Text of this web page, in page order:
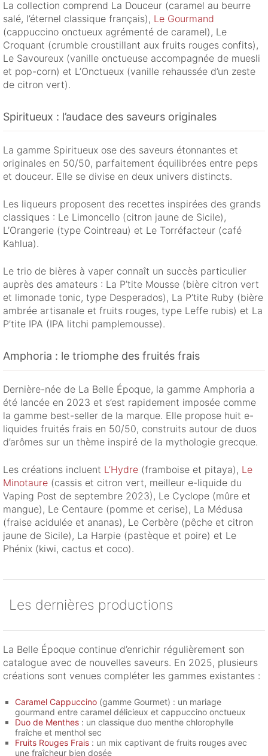
La collection comprend La Douceur (caramel au beurre
salé, l’éternel classique français), Le Gourmand
(cappuccino onctueux agrémenté de caramel), Le
Croquant (crumble croustillant aux fruits rouges confits),
Le Savoureux (vanille onctueuse accompagnée de muesli
et pop-corn) et L’Onctueux (vanille rehaussée d’un zeste
de citron vert).
Spiritueux : l’audace des saveurs originales
La gamme Spiritueux ose des saveurs étonnantes et
originales en 50/50, parfaitement équilibrées entre peps
et douceur. Elle se divise en deux univers distincts.
Les liqueurs proposent des recettes inspirées des grands
classiques : Le Limoncello (citron jaune de Sicile),
L’Orangerie (type Cointreau) et Le Torréfacteur (café
Kahlua).
Le trio de bières à vaper connaît un succès particulier
auprès des amateurs : La P’tite Mousse (bière citron vert
et limonade tonic, type Desperados), La P’tite Ruby (bière
ambrée artisanale et fruits rouges, type Leffe rubis) et La
P’tite IPA (IPA litchi pamplemousse).
Amphoria : le triomphe des fruités frais
Dernière-née de La Belle Époque, la gamme Amphoria a
été lancée en 2023 et s’est rapidement imposée comme
la gamme best-seller de la marque. Elle propose huit e-
liquides fruités frais en 50/50, construits autour de duos
d’arômes sur un thème inspiré de la mythologie grecque.
Les créations incluent L’Hydre (framboise et pitaya), Le
Minotaure (cassis et citron vert, meilleur e-liquide du
Vaping Post de septembre 2023), Le Cyclope (mûre et
mangue), Le Centaure (pomme et cerise), La Médusa
(fraise acidulée et ananas), Le Cerbère (pêche et citron
jaune de Sicile), La Harpie (pastèque et poire) et Le
Phénix (kiwi, cactus et coco).
Les dernières productions
La Belle Époque continue d’enrichir régulièrement son
catalogue avec de nouvelles saveurs. En 2025, plusieurs
créations sont venues compléter les gammes existantes :
Caramel Cappuccino (gamme Gourmet) : un mariage
gourmand entre caramel délicieux et cappuccino onctueux
Duo de Menthes : un classique duo menthe chlorophylle
fraîche et menthol sec
Fruits Rouges Frais : un mix captivant de fruits rouges avec
une fraîcheur bien dosée